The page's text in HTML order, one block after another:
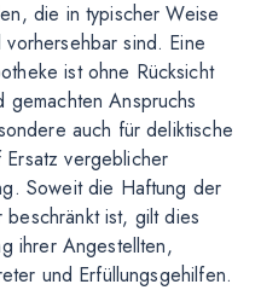
die in typischer Weise
sind. Eine
ist ohne Rücksicht
Anspruchs
auch für deliktische
vergeblicher
Soweit die Haftung der
ist, gilt dies
ihrer Angestellten,
und Erfüllungsgehilfen.